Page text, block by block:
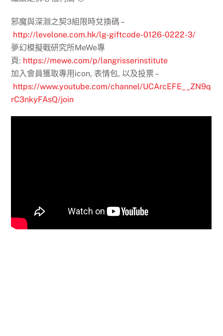
邪魔與深淵之契3組限時兌換碼 –
http://levelone.com.hk/lg-giftcode-0126-0222-3/
夢幻模擬戰研究所MeWe專
頁: https://mewe.com/p/langrisserinstitute
加入會員獲取專用icon, 表情包, 以及投票 –
https://www.youtube.com/channel/UCArcEFE__ZN9q
rC3nkyFAsQ/join